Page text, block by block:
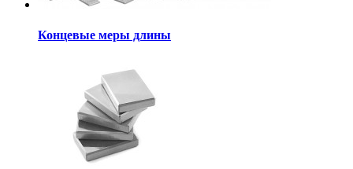
Концевые меры длины